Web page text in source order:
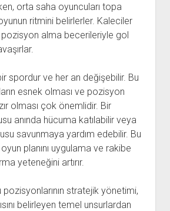
orta saha oyuncuları topa
ritmini belirlerler. Kaleciler
alma becerileriyle gol
spordur ve her an değişebilir. Bu
esnek olması ve pozisyon
olması çok önemlidir. Bir
anında hücuma katılabilir veya
savunmaya yardım edebilir. Bu
planını uygulama ve rakibe
yeteneğini artırır.
stratejik yönetimi,
belirleyen temel unsurlardan